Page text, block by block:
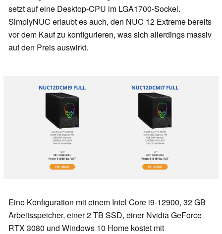
setzt auf eine Desktop-CPU im LGA1700-Sockel.
SimplyNUC erlaubt es auch, den NUC 12 Extreme bereits
vor dem Kauf zu konfigurieren, was sich allerdings massiv
auf den Preis auswirkt.
Eine Konfiguration mit einem Intel Core i9-12900, 32 GB
Arbeitsspeicher, einer 2 TB SSD, einer Nvidia GeForce
RTX 3080 und Windows 10 Home kostet mit